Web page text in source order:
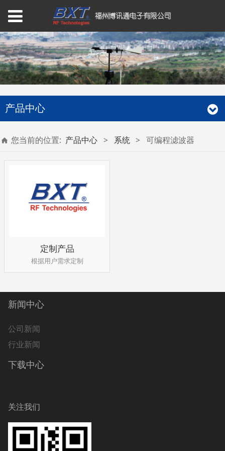
产品中心
您当前的位置: 产品中心 > 系统 > 可编程滤波器
定制产品
根据用户需求定制
新闻中心
公司新闻
行业新闻
下载中心
关注我们